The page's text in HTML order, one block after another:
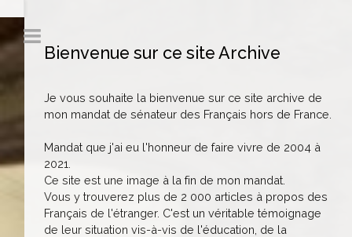
Bienvenue sur ce site Archive
Je vous souhaite la bienvenue sur ce site archive de
mon mandat de sénateur des Français hors de France.
Mandat que j'ai eu l'honneur de faire vivre de 2004 à
2021.
Ce site est une image à la fin de mon mandat.
Vous y trouverez plus de 2 000 articles à propos des
Français de l'étranger. C'est un véritable témoignage
de leur situation vis-à-vis de l'éducation, de la